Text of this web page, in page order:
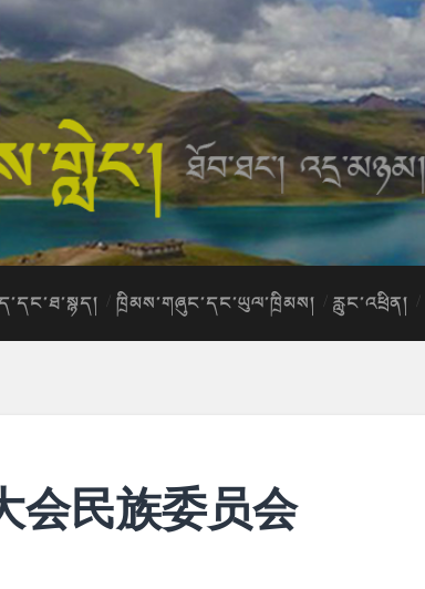
ཁྲིམས་གཞུང་དང་ཡུལ་ཁྲིམས། རླུང་འཕྲིན།
会民族委员会